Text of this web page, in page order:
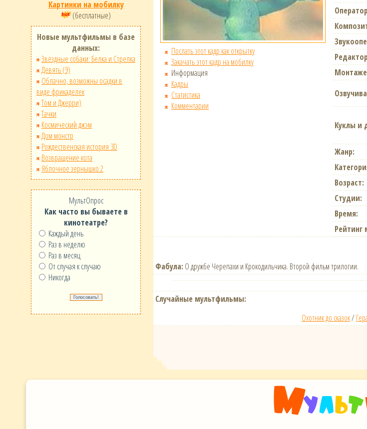
Картинки на мобилку
(бесплатные)
Новые мультфильмы в базе
данных:
Звёздные собаки: Белка и Стрелка
Девять (9)
Облачно, возможны осадки в
виде фрикаделек
Том и Джерри)
Тачки
Космический джэм
Дом монстр
Рождественская история 3D
Возвращение кота
Яблочное зернышко 2
МультОпрос
Как часто вы бываете в
кинотеатре?
Каждый день
Раз в неделю
Раз в месяц
От случая к случаю
Никогда
Послать этот кадр как открытку
Закачать этот кадр на мобилку
Информация
Кадры
Статистика
Комментарии
Куклы и
Жанр:
Возраст:
Студии:
Время:
Рейтинг
Фабула: О дружбе Черепахи и Крокодильчика. Второй фильм трилогии.
Случайные мультфильмы:
Охотник до сказок/